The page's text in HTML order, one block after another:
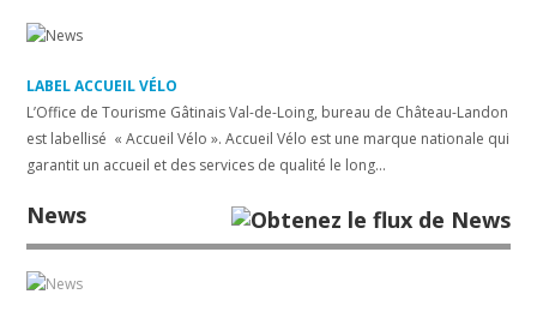
LABEL ACCUEIL VÉLO
L’Office de Tourisme Gâtinais Val-de-Loing, bureau de Château-Landon
est labellisé « Accueil Vélo ». Accueil Vélo est une marque nationale qui
garantit un accueil et des services de qualité le long...
News